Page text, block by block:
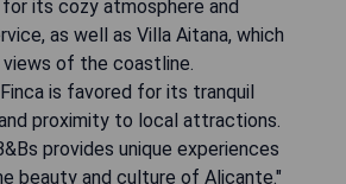
for its cozy atmosphere and
as well as Villa Aitana, which
of the coastline.
is favored for its tranquil
proximity to local attractions.
provides unique experiences
beauty and culture of Alicante."